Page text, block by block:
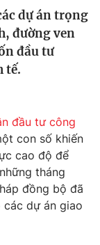
dự án trọng
đường ven
đầu tư
tế.
đầu tư công
con số khiến
cao độ để
tháng
đồng bộ đã
dự án giao